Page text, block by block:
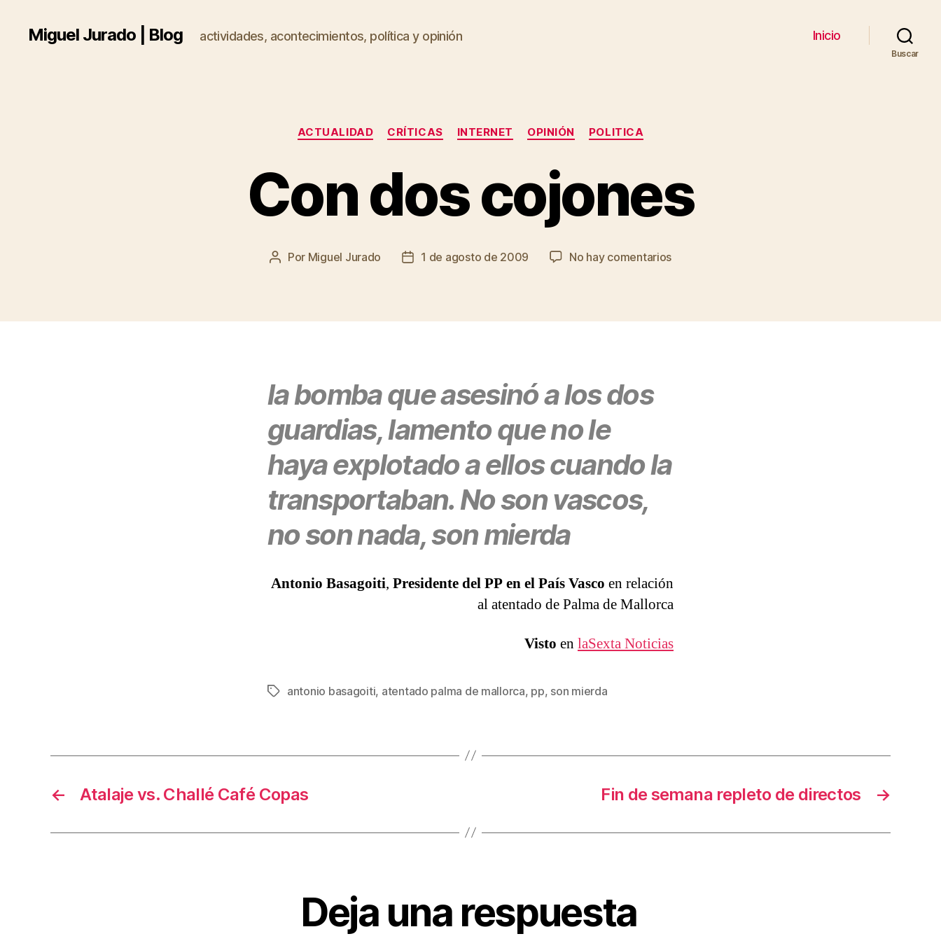
Miguel Jurado | Blog actividades, acontecimientos, política y opinión Inicio
Buscar
Categorías
ACTUALIDAD CRÍTICAS INTERNET OPINIÓN POLITICA
Con dos cojones
Autor
Por Miguel Jurado
Fecha1 de agosto de 2009 No hay comentariosen
la bomba que asesinó a los dos
guardias,lamento que no le
haya explotado a ellos cuando la
transportaban. No son vascos,
no son nada,son mierda
Antonio Basagoiti, Presidente del PP en el País Vasco en relación
al atentado de Palma de Mallorca
Visto en laSexta Noticias
Etiquetas
antonio basagoiti, atentado palma de mallorca, pp, son mierda
← Atalaje vs. Challé Café Copas →
Fin de semana repleto de directos
Deja una respuesta